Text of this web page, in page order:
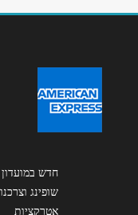
הודעה*
חדש במועדון
שופינג
אטרקציות